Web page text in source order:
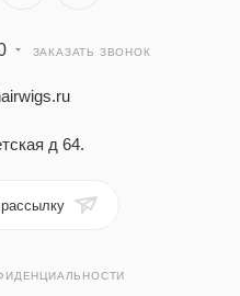
ЗАКАЗАТЬ ЗВОНОК
д 64.